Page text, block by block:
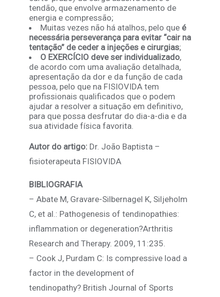
tendão, que envolve armazenamento de
energia e compressão;
Muitas vezes não há atalhos, pelo que é
necessária perseverança para evitar “cair na
tentação” de ceder a injeções e cirurgias;
O EXERCÍCIO deve ser individualizado,
de acordo com uma avaliação detalhada,
apresentação da dor e da função de cada
pessoa, pelo que na FISIOVIDA tem
profissionais qualificados que o podem
ajudar a resolver a situação em definitivo,
para que possa desfrutar do dia-a-dia e da
sua atividade física favorita.
Autor do artigo: Dr. João Baptista –
fisioterapeuta FISIOVIDA
BIBLIOGRAFIA
– Abate M, Gravare-Silbernagel K, Siljeholm
C, et al.: Pathogenesis of tendinopathies:
inflammation or degeneration?Arthritis
Research and Therapy. 2009, 11:235.
– Cook J, Purdam C: Is compressive load a
factor in the development of
tendinopathy? British Journal of Sports